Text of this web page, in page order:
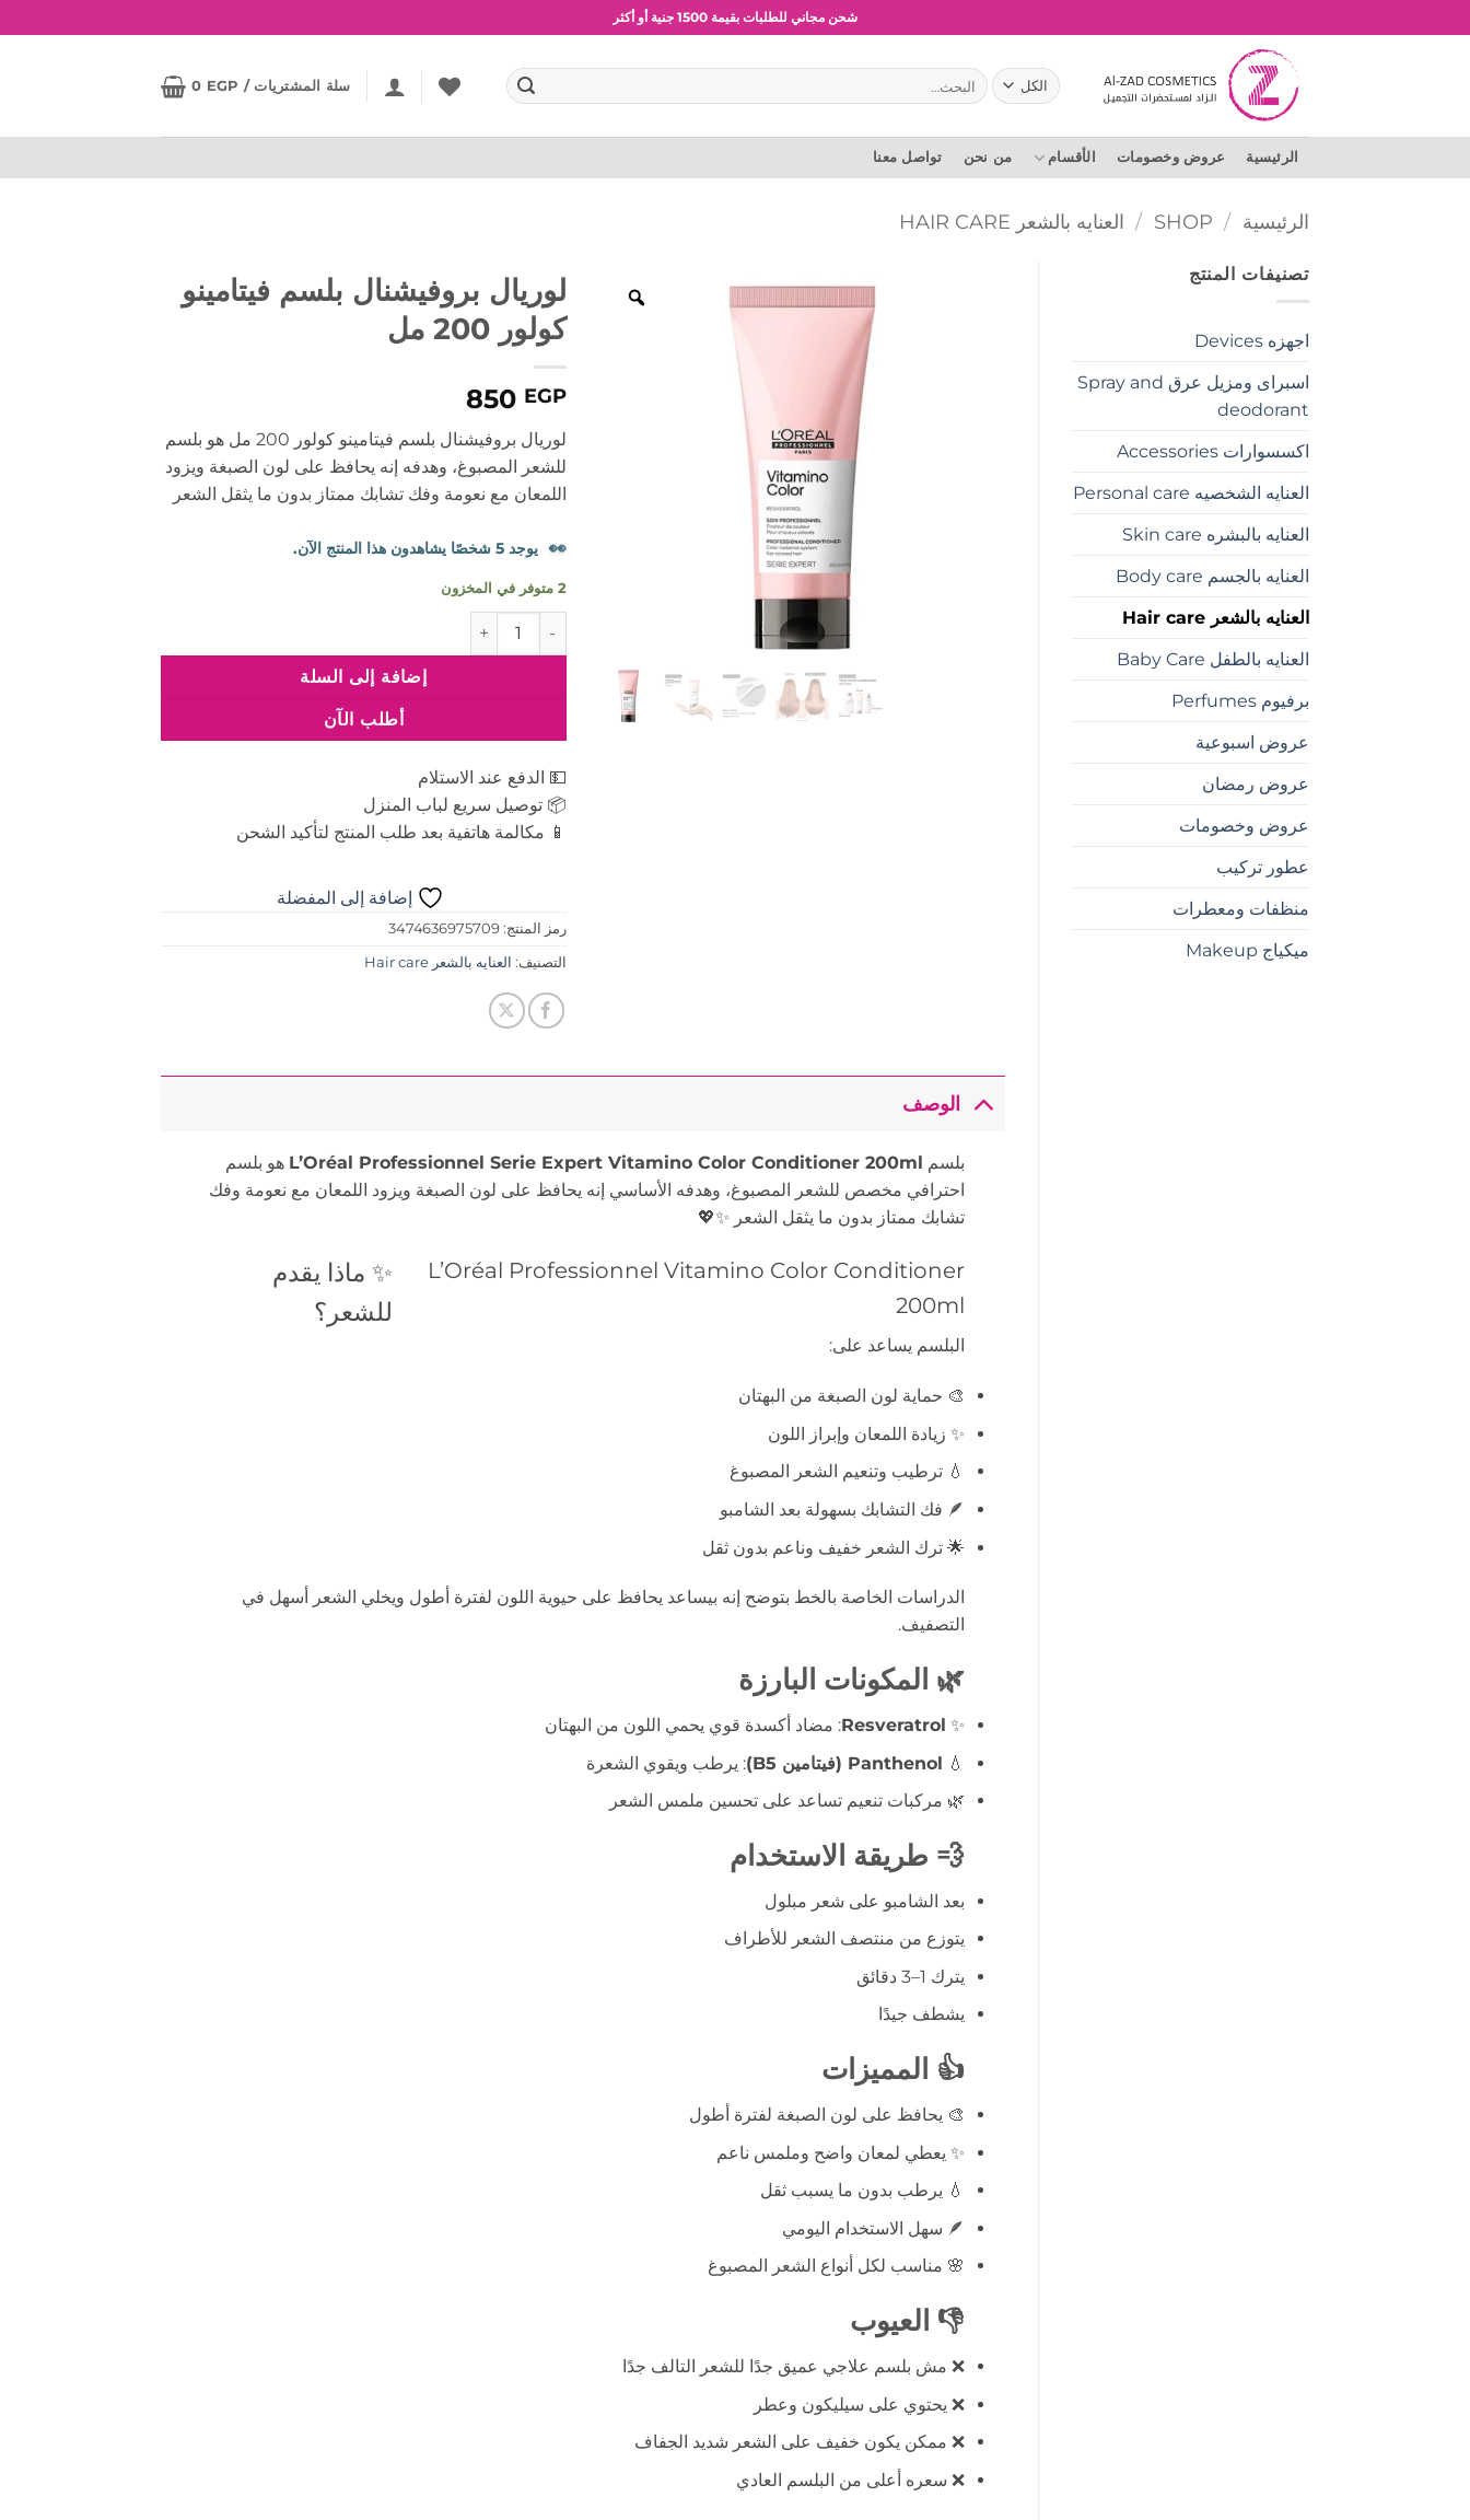
للمحتوى
شحن مجاني للطلبات بقيمة 1500 جنية أو أكثر
البحث
عن:
سلة المشتريات / 0 EGP
الرئيسية عروض وخصومات الأقسام من نحن تواصل معنا
الرئيسية /
SHOP
/ العنايه بالشعر HAIR CARE
تصنيفات المنتج
اجهزه Devices
اسبراى ومزيل عرق Spray and
deodorant
اكسسوارات Accessories
العنايه الشخصيه Personal care
العنايه بالبشره Skin care
العنايه بالجسم Body care
العنايه بالشعر Hair care
العنايه بالطفل Baby Care
برفيوم Perfumes
عروض اسبوعية
عروض رمضان
عروض وخصومات
عطور تركيب
منظفات ومعطرات
ميكياج Makeup
لوريال بروفيشنال بلسم فيتامينو
كولور 200 مل
850 EGP
لوريال بروفيشنال بلسم فيتامينو كولور 200 مل هو بلسم
للشعر المصبوغ، وهدفه إنه يحافظ على لون الصبغة ويزود
اللمعان مع نعومة وفك تشابك ممتاز بدون ما يثقل الشعر
👀 يوجد 5 شخصًا يشاهدون هذا المنتج الآن.
2 متوفر في المخزون
كمية لوريال بروفيشنال بلسم فيتامينو كولور 200 مل
إضافة إلى السلة
أطلب الآن
💵 الدفع عند الاستلام
📦 توصيل سريع لباب المنزل
📱 مكالمة هاتفية بعد طلب المنتج لتأكيد الشحن
إضافة إلى المفضلة
رمز المنتج:3474636975709
التصنيف: العنايه بالشعر Hair care
الوصف
بلسم L’Oréal Professionnel Serie Expert Vitamino Color Conditioner 200ml هو بلسم
احترافي مخصص للشعر المصبوغ، وهدفه الأساسي إنه يحافظ على لون الصبغة ويزود اللمعان مع نعومة وفك
تشابك ممتاز بدون ما يثقل الشعر ✨💖
L’Oréal Professionnel Vitamino Color Conditioner
200ml
✨ ماذا يقدم
للشعر؟
البلسم يساعد على:
🎨 حماية لون الصبغة من البهتان
✨ زيادة اللمعان وإبراز اللون
💧 ترطيب وتنعيم الشعر المصبوغ
🪶 فك التشابك بسهولة بعد الشامبو
🌟 ترك الشعر خفيف وناعم بدون ثقل
الدراسات الخاصة بالخط بتوضح إنه بيساعد يحافظ على حيوية اللون لفترة أطول ويخلي الشعر أسهل في
التصفيف.
🌿 المكونات البارزة
✨
Resveratrol: مضاد أكسدة قوي يحمي اللون من البهتان
💧 Panthenol (فيتامين B5)
: يرطب ويقوي الشعرة
🌿 مركبات تنعيم تساعد على تحسين ملمس الشعر
💨 طريقة الاستخدام
بعد الشامبو على شعر مبلول
يتوزع من منتصف الشعر للأطراف
يترك 1–3 دقائق
يشطف جيدًا
👍 المميزات
🎨 يحافظ على لون الصبغة لفترة أطول
✨ يعطي لمعان واضح وملمس ناعم
💧 يرطب بدون ما يسبب ثقل
🪶 سهل الاستخدام اليومي
🌸 مناسب لكل أنواع الشعر المصبوغ
👎 العيوب
❌ مش بلسم علاجي عميق جدًا للشعر التالف جدًا
❌ يحتوي على سيليكون وعطر
❌ ممكن يكون خفيف على الشعر شديد الجفاف
❌ سعره أعلى من البلسم العادي